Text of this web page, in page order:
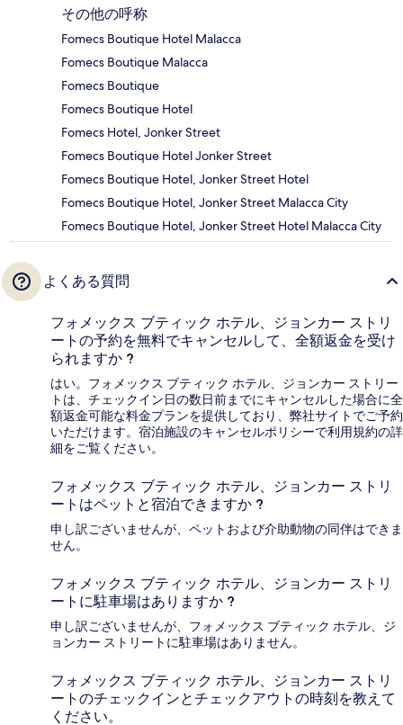
その他の呼称
Fomecs Boutique Hotel Malacca
Fomecs Boutique Malacca
Fomecs Boutique
Fomecs Boutique Hotel
Fomecs Hotel, Jonker Street
Fomecs Boutique Hotel Jonker Street
Fomecs Boutique Hotel, Jonker Street Hotel
Fomecs Boutique Hotel, Jonker Street Malacca City
Fomecs Boutique Hotel, Jonker Street Hotel Malacca City
よくある質問
フォメックス ブティック ホテル、ジョンカー ストリ
ートの予約を無料でキャンセルして、全額返金を受け
られますか ?
はい。フォメックス ブティック ホテル、ジョンカー ストリー
トは、チェックイン日の数日前までにキャンセルした場合に全
額返金可能な料金プランを提供しており、弊社サイトでご予約
いただけます。宿泊施設のキャンセルポリシーで利用規約の詳
細をご覧ください。
フォメックス ブティック ホテル、ジョンカー ストリ
ートはペットと宿泊できますか ?
申し訳ございませんが、ペットおよび介助動物の同伴はできま
せん。
フォメックス ブティック ホテル、ジョンカー ストリ
ートに駐車場はありますか ?
申し訳ございませんが、フォメックス ブティック ホテル、ジ
ョンカー ストリートに駐車場はありません。
フォメックス ブティック ホテル、ジョンカー ストリ
ートのチェックインとチェックアウトの時刻を教えて
ください。